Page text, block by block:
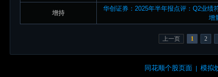
增持
华创证券：2025年半年报点评：Q2业绩
增
上一页 1 2
同花顺个股页面 | 模拟